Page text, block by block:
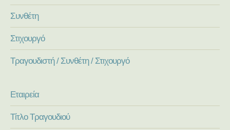
Συνθέτη
Στιχουργό
Τραγουδιστή / Συνθέτη / Στιχουργό
Εταιρεία
Τίτλο Τραγουδιού